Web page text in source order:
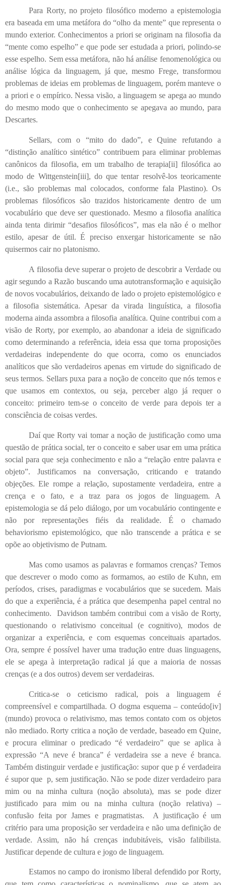
Para Rorty, no projeto filosófico moderno a epistemologia
era baseada em uma metáfora do “olho da mente” que representa o
mundo exterior. Conhecimentos a priori se originam na filosofia da
“mente como espelho” e que pode ser estudada a priori, polindo-se
esse espelho. Sem essa metáfora, não há análise fenomenológica ou
análise lógica da linguagem, já que, mesmo Frege, transformou
problemas de ideias em problemas de linguagem, porém manteve o
a priori e o empírico. Nessa visão, a linguagem se apega ao mundo
do mesmo modo que o conhecimento se apegava ao mundo, para
Descartes.
Sellars, com o “mito do dado”, e Quine refutando a
“distinção analítico sintético” contribuem para eliminar problemas
canônicos da filosofia, em um trabalho de terapia[ii] filosófica ao
modo de Wittgenstein[iii], do que tentar resolvê-los teoricamente
(i.e., são problemas mal colocados, conforme fala Plastino). Os
problemas filosóficos são trazidos historicamente dentro de um
vocabulário que deve ser questionado. Mesmo a filosofia analítica
ainda tenta dirimir “desafios filosóficos”, mas ela não é o melhor
estilo, apesar de útil. É preciso enxergar historicamente se não
quisermos cair no platonismo.
A filosofia deve superar o projeto de descobrir a Verdade ou
agir segundo a Razão buscando uma autotransformação e aquisição
de novos vocabulários, deixando de lado o projeto epistemológico e
a filosofia sistemática. Apesar da virada linguística, a filosofia
moderna ainda assombra a filosofia analítica. Quine contribui com a
visão de Rorty, por exemplo, ao abandonar a ideia de significado
como determinando a referência, ideia essa que torna proposições
verdadeiras independente do que ocorra, como os enunciados
analíticos que são verdadeiros apenas em virtude do significado de
seus termos. Sellars puxa para a noção de conceito que nós temos e
que usamos em contextos, ou seja, perceber algo já requer o
conceito: primeiro tem-se o conceito de verde para depois ter a
consciência de coisas verdes.
Daí que Rorty vai tomar a noção de justificação como uma
questão de prática social, ter o conceito e saber usar em uma prática
social para que seja conhecimento e não a “relação entre palavra e
objeto”. Justificamos na conversação, criticando e tratando
objeções. Ele rompe a relação, supostamente verdadeira, entre a
crença e o fato, e a traz para os jogos de linguagem. A
epistemologia se dá pelo diálogo, por um vocabulário contingente e
não por representações fiéis da realidade. É o chamado
behaviorismo epistemológico, que não transcende a prática e se
opõe ao objetivismo de Putnam.
Mas como usamos as palavras e formamos crenças? Temos
que descrever o modo como as formamos, ao estilo de Kuhn, em
períodos, crises, paradigmas e vocabulários que se sucedem. Mais
do que a experiência, é a prática que desempenha papel central no
conhecimento. Davidson também contribui com a visão de Rorty,
questionando o relativismo conceitual (e cognitivo), modos de
organizar a experiência, e com esquemas conceituais apartados.
Ora, sempre é possível haver uma tradução entre duas linguagens,
ele se apega à interpretação radical já que a maioria de nossas
crenças (e a dos outros) devem ser verdadeiras.
Critica-se o ceticismo radical, pois a linguagem é
compreensível e compartilhada. O dogma esquema – conteúdo[iv]
(mundo) provoca o relativismo, mas temos contato com os objetos
não mediado. Rorty critica a noção de verdade, baseado em Quine,
e procura eliminar o predicado “é verdadeiro” que se aplica à
expressão “A neve é branca” é verdadeira sse a neve é branca.
Também distinguir verdade e justificação: supor que p é verdadeira
é supor que p, sem justificação. Não se pode dizer verdadeiro para
mim ou na minha cultura (noção absoluta), mas se pode dizer
justificado para mim ou na minha cultura (noção relativa) –
confusão feita por James e pragmatistas. A justificação é um
critério para uma proposição ser verdadeira e não uma definição de
verdade. Assim, não há crenças indubitáveis, visão falibilista.
Justificar depende de cultura e jogo de linguagem.
Estamos no campo do ironismo liberal defendido por Rorty,